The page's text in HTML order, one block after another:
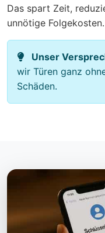
Das spart Zeit,
unnötige Folgekosten.
Unser
wir Türen ganz
Schäden.